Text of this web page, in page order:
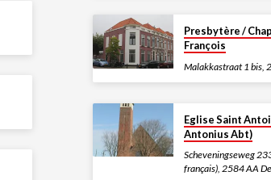
Presbytère /
François
Malakkastraat 1 bis,
Eglise Saint
Antonius Abt)
Scheveningseweg
français), 2584 AA